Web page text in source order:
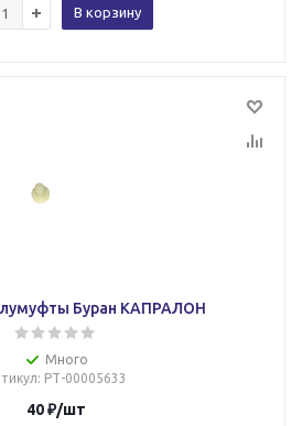
В корзину
Буран КАПРАЛОН
Много
: РТ-00005633
40₽/шт